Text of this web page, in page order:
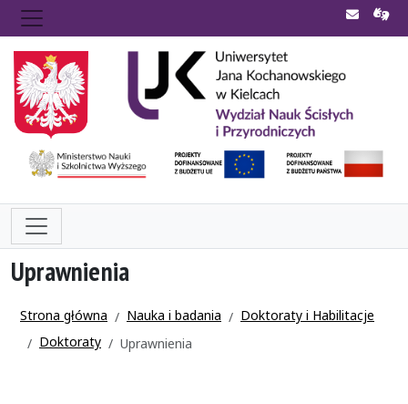
Uprawnienia
Strona główna Nauka i badania
Doktoraty i Habilitacje
Doktoraty
Uprawnienia